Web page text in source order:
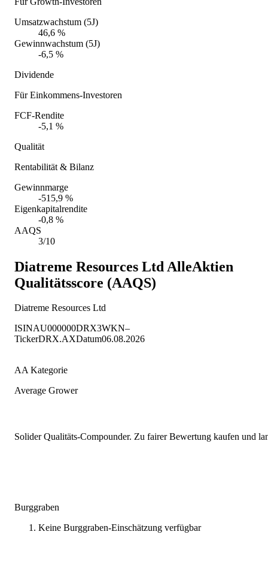
Umsatzwachstum (5J)
46,6 %
Gewinnwachstum (5J)
-6,5 %
Dividende
Für Einkommens-Investoren
FCF-Rendite
-5,1 %
Qualität
Rentabilität & Bilanz
Gewinnmarge
-515,9 %
Eigenkapitalrendite
-0,8 %
AAQS
3/10
Diatreme Resources Ltd AlleAktien
Qualitätsscore (AAQS)
Diatreme Resources Ltd
ISINAU000000DRX3WKN–
TickerDRX.AXDatum06.08.2026
AA Kategorie
Average Grower
Solider Qualitäts-Compounder. Zu fairer Bewertung kaufen und
Burggraben
Keine Burggraben-Einschätzung verfügbar